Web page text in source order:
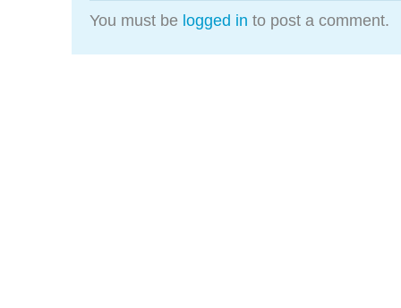
You must be logged in to post a comment.